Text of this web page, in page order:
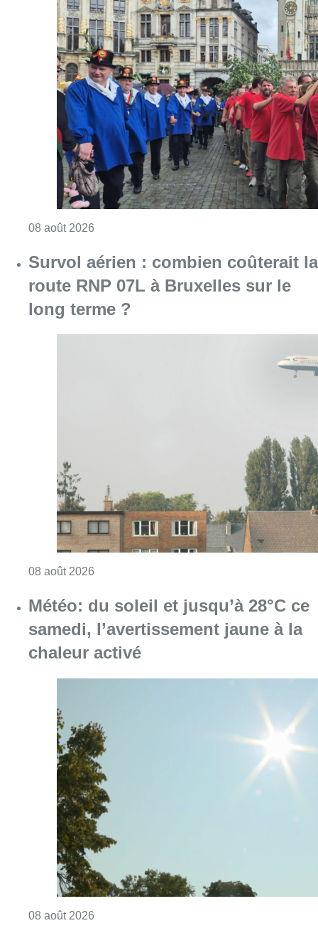
08 août 2026
Survol aérien : combien coûterait la
route RNP 07L à Bruxelles sur le
long terme ?
08 août 2026
Météo: du soleil et jusqu’à 28°C ce
samedi, l’avertissement jaune à la
chaleur activé
08 août 2026